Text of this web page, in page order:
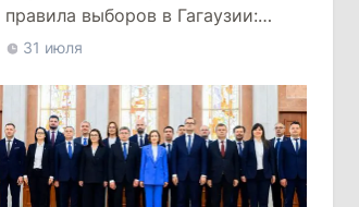
правила выборов в Гагаузии:
оппозиция критикует
31 июля